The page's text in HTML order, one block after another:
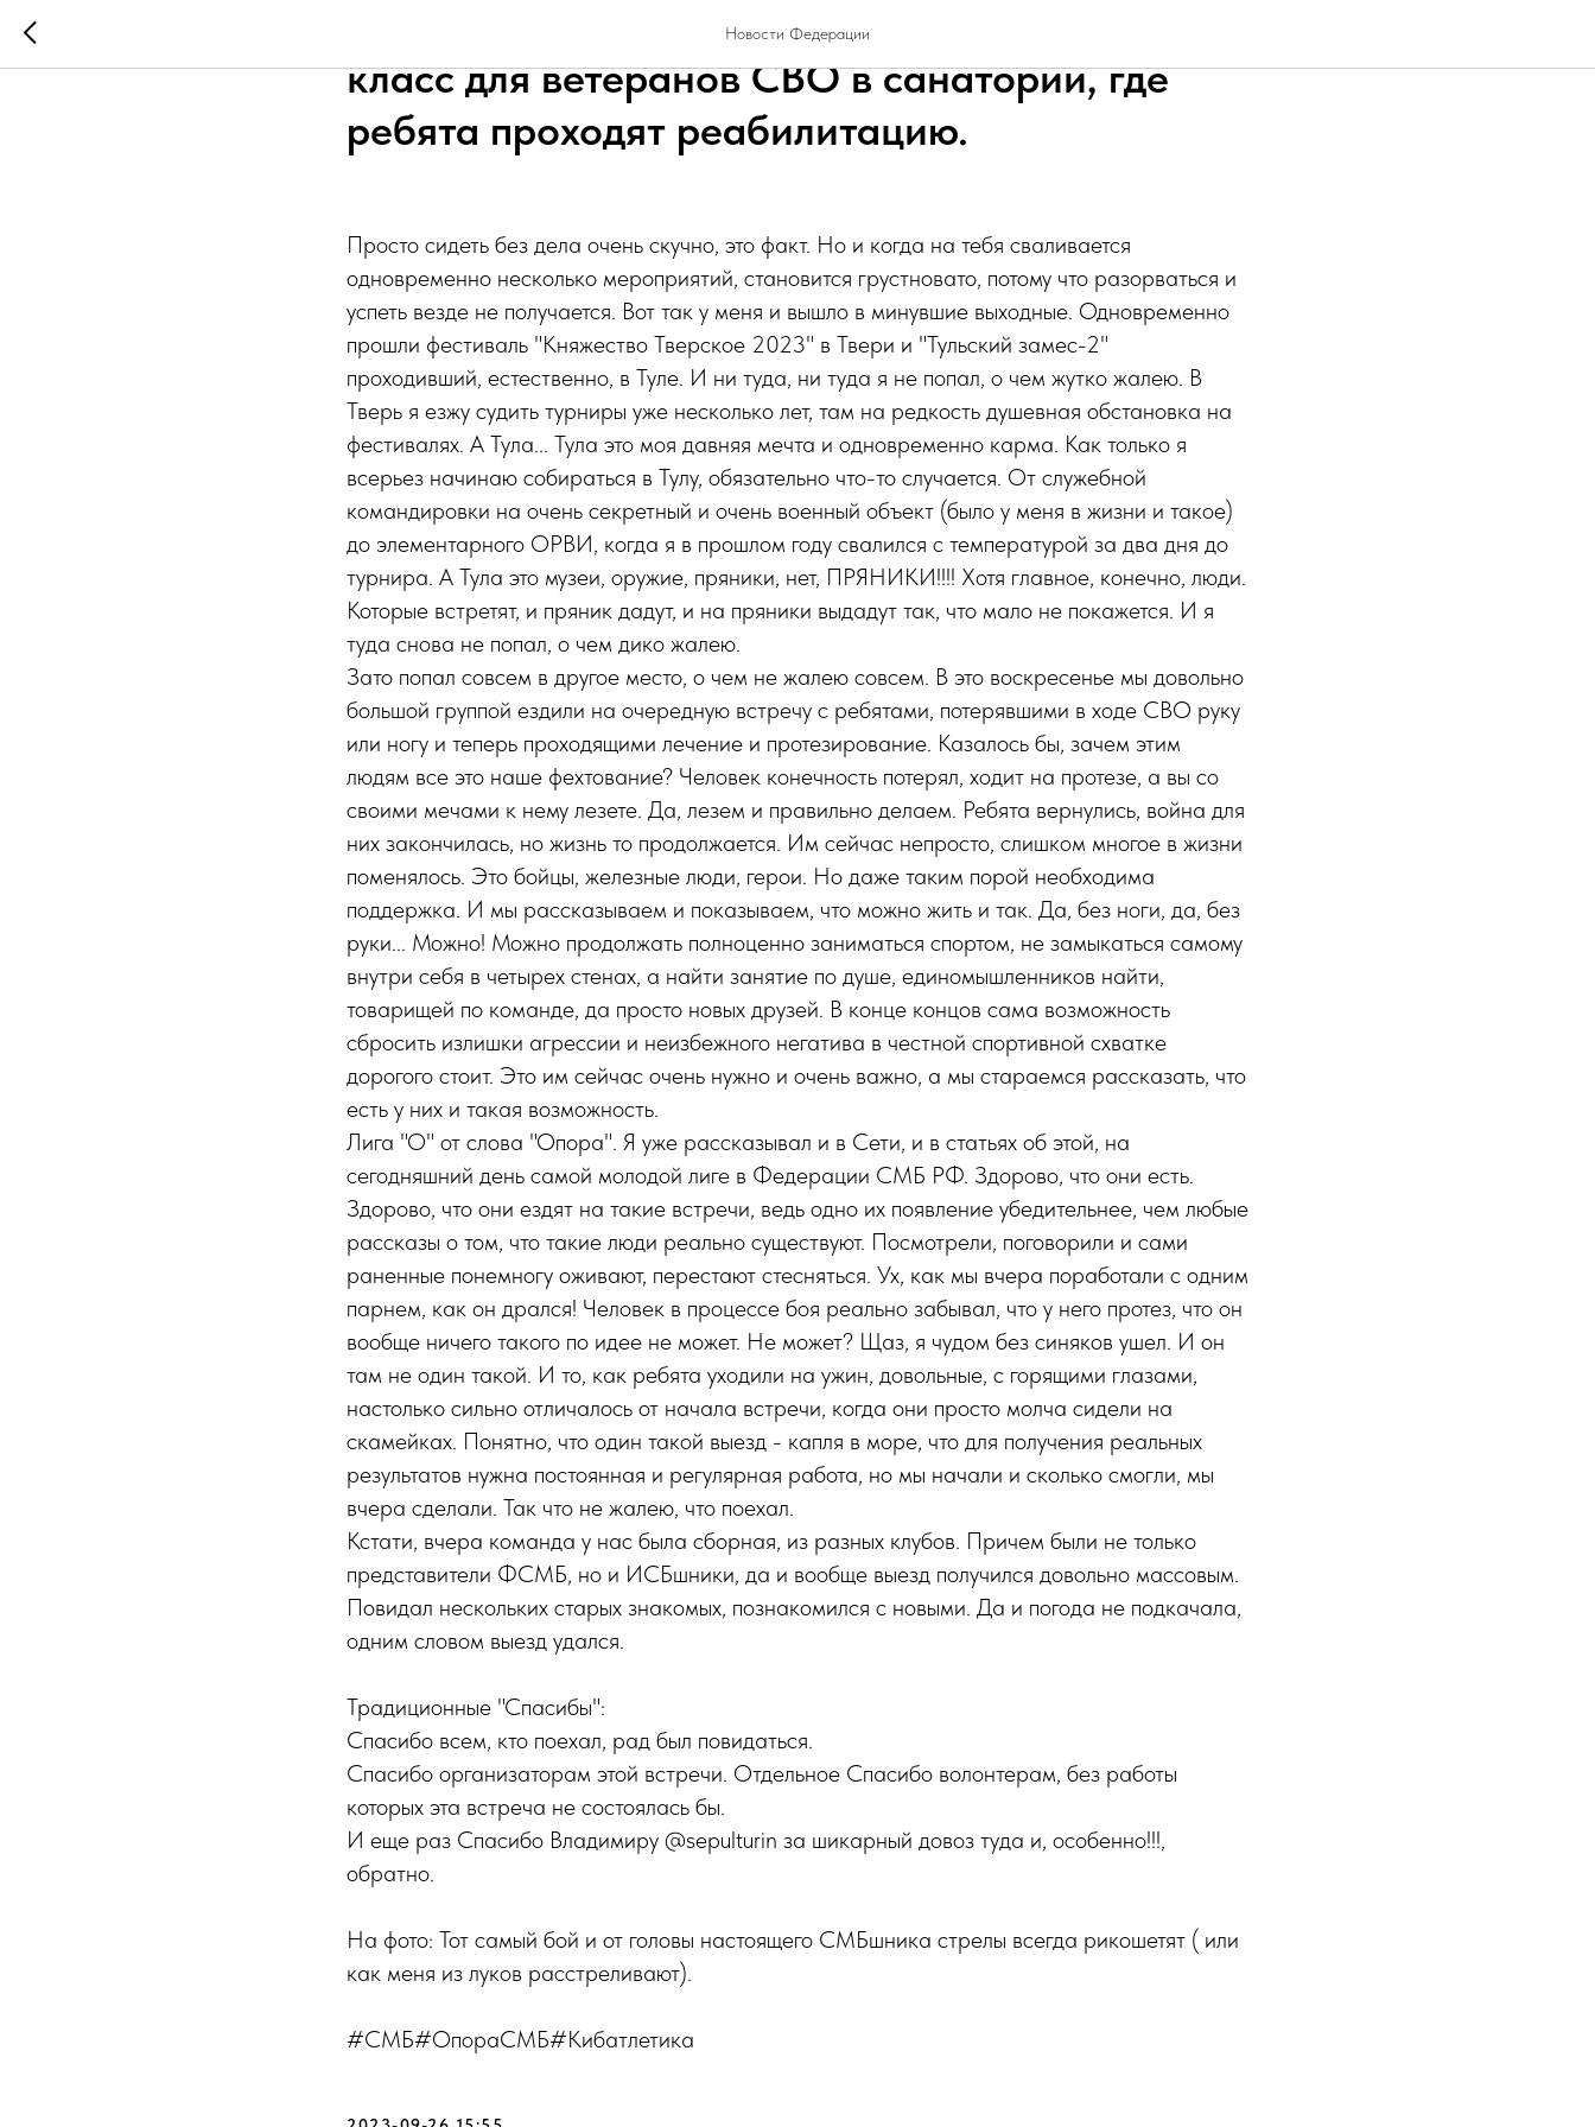
Новости Федерации
Тренера и бойцы ФСМБР провели мастер-
класс для ветеранов СВО в санатории, где
ребята проходят реабилитацию.
Просто сидеть без дела очень скучно, это факт. Но и когда на тебя сваливается
одновременно несколько мероприятий, становится грустновато, потому что разорваться и
успеть везде не получается. Вот так у меня и вышло в минувшие выходные. Одновременно
прошли фестиваль "Княжество Тверское 2023" в Твери и "Тульский замес-2"
проходивший, естественно, в Туле. И ни туда, ни туда я не попал, о чем жутко жалею. В
Тверь я езжу судить турниры уже несколько лет, там на редкость душевная обстановка на
фестивалях. А Тула... Тула это моя давняя мечта и одновременно карма. Как только я
всерьез начинаю собираться в Тулу, обязательно что-то случается. От служебной
командировки на очень секретный и очень военный объект (было у меня в жизни и такое)
до элементарного ОРВИ, когда я в прошлом году свалился с температурой за два дня до
турнира. А Тула это музеи, оружие, пряники, нет, ПРЯНИКИ!!!! Хотя главное, конечно, люди.
Которые встретят, и пряник дадут, и на пряники выдадут так, что мало не покажется. И я
туда снова не попал, о чем дико жалею.
Зато попал совсем в другое место, о чем не жалею совсем. В это воскресенье мы довольно
большой группой ездили на очередную встречу с ребятами, потерявшими в ходе СВО руку
или ногу и теперь проходящими лечение и протезирование. Казалось бы, зачем этим
людям все это наше фехтование? Человек конечность потерял, ходит на протезе, а вы со
своими мечами к нему лезете. Да, лезем и правильно делаем. Ребята вернулись, война для
них закончилась, но жизнь то продолжается. Им сейчас непросто, слишком многое в жизни
поменялось. Это бойцы, железные люди, герои. Но даже таким порой необходима
поддержка. И мы рассказываем и показываем, что можно жить и так. Да, без ноги, да, без
руки... Можно! Можно продолжать полноценно заниматься спортом, не замыкаться самому
внутри себя в четырех стенах, а найти занятие по душе, единомышленников найти,
товарищей по команде, да просто новых друзей. В конце концов сама возможность
сбросить излишки агрессии и неизбежного негатива в честной спортивной схватке
дорогого стоит. Это им сейчас очень нужно и очень важно, а мы стараемся рассказать, что
есть у них и такая возможность.
Лига "О" от слова "Опора". Я уже рассказывал и в Сети, и в статьях об этой, на
сегодняшний день самой молодой лиге в Федерации СМБ РФ. Здорово, что они есть.
Здорово, что они ездят на такие встречи, ведь одно их появление убедительнее, чем любые
рассказы о том, что такие люди реально существуют. Посмотрели, поговорили и сами
раненные понемногу оживают, перестают стесняться. Ух, как мы вчера поработали с одним
парнем, как он дрался! Человек в процессе боя реально забывал, что у него протез, что он
вообще ничего такого по идее не может. Не может? Щаз, я чудом без синяков ушел. И он
там не один такой. И то, как ребята уходили на ужин, довольные, с горящими глазами,
настолько сильно отличалось от начала встречи, когда они просто молча сидели на
скамейках. Понятно, что один такой выезд - капля в море, что для получения реальных
результатов нужна постоянная и регулярная работа, но мы начали и сколько смогли, мы
вчера сделали. Так что не жалею, что поехал.
Кстати, вчера команда у нас была сборная, из разных клубов. Причем были не только
представители ФСМБ, но и ИСБшники, да и вообще выезд получился довольно массовым.
Повидал нескольких старых знакомых, познакомился с новыми. Да и погода не подкачала,
одним словом выезд удался.
Традиционные "Спасибы":
Спасибо всем, кто поехал, рад был повидаться.
Спасибо организаторам этой встречи. Отдельное Спасибо волонтерам, без работы
которых эта встреча не состоялась бы.
И еще раз Спасибо Владимиру @sepulturin за шикарный довоз туда и, особенно!!!,
обратно.
На фото: Тот самый бой и от головы настоящего СМБшника стрелы всегда рикошетят ( или
как меня из луков расстреливают).
#СМБ#ОпораСМБ#Кибатлетика